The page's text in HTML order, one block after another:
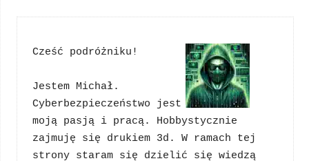
Cześć podróżniku!
Jestem Michał.
Cyberbezpieczeństwo jest
moją pasją i pracą. Hobbystycznie
zajmuję się drukiem 3d. W ramach tej
strony staram się dzielić się wiedzą